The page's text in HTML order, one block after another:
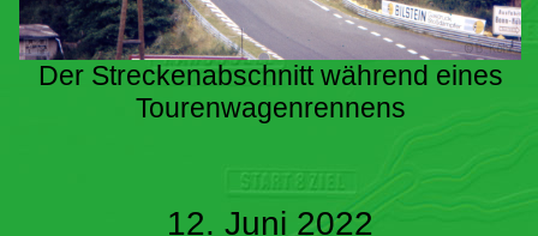
Der Streckenabschnitt während eines
Tourenwagenrennens
12. Juni 2022